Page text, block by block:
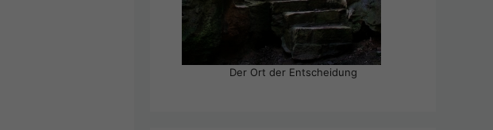
Der Ort der Entscheidung